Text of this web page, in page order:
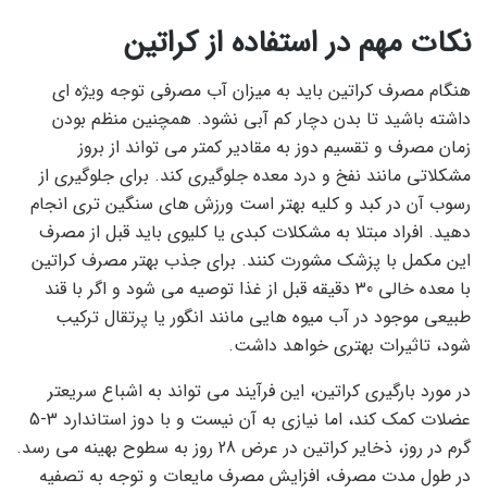
نکات مهم در استفاده از کراتین
هنگام مصرف کراتین باید به میزان آب مصرفی توجه ویژه ای
داشته باشید تا بدن دچار کم آبی نشود. همچنین منظم بودن
زمان مصرف و تقسیم دوز به مقادیر کمتر می تواند از بروز
مشکلاتی مانند نفخ و درد معده جلوگیری کند. برای جلوگیری از
رسوب آن در کبد و کلیه بهتر است ورزش های سنگین تری انجام
دهید. افراد مبتلا به مشکلات کبدی یا کلیوی باید قبل از مصرف
این مکمل با پزشک مشورت کنند. برای جذب بهتر مصرف کراتین
با معده خالی 30 دقیقه قبل از غذا توصیه می شود و اگر با قند
طبیعی موجود در آب میوه هایی مانند انگور یا پرتقال ترکیب
شود، تاثیرات بهتری خواهد داشت.
در مورد بارگیری کراتین، این فرآیند می تواند به اشباع سریعتر
عضلات کمک کند، اما نیازی به آن نیست و با دوز استاندارد 3-5
گرم در روز، ذخایر کراتین در عرض 28 روز به سطوح بهینه می رسد.
در طول مدت مصرف، افزایش مصرف مایعات و توجه به تصفیه